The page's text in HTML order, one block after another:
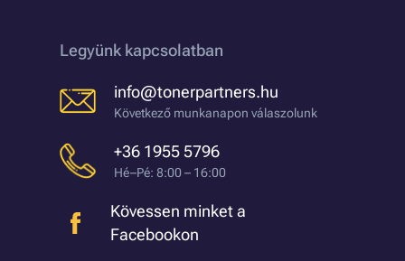
Legyünk kapcsolatban
info@tonerpartners.hu
Következő munkanapon válaszolunk
+36 1955 5796
Hé–Pé: 8:00 – 16:00
Kövessen minket a
Facebookon